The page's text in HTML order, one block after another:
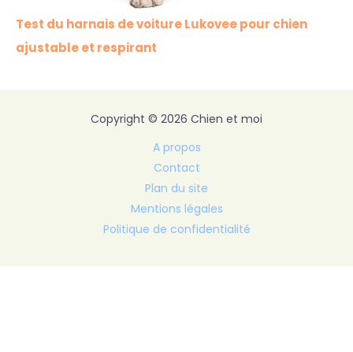
Test du harnais de voiture Lukovee pour chien
ajustable et respirant
Copyright © 2026 Chien et moi
A propos
Contact
Plan du site
Mentions légales
Politique de confidentialité